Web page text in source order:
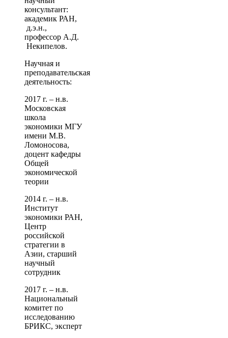
консультант:
академик РАН,
д.э.н.,
профессор А.Д.
Некипелов.
Научная и
преподавательская
деятельность:
2017 г. – н.в.
Московская
школа
экономики МГУ
имени М.В.
Ломоносова,
доцент кафедры
Общей
экономической
теории
2014 г. – н.в.
Институт
экономики РАН,
Центр
российской
стратегии в
Азии, старший
научный
сотрудник
2017 г. – н.в.
Национальный
комитет по
исследованию
БРИКС, эксперт